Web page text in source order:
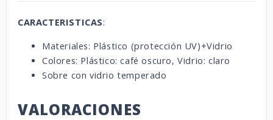
CARACTERISTICAS:
Materiales: Plástico (protección UV)+Vidrio
Colores: Plástico: café oscuro, Vidrio: claro
Sobre con vidrio temperado
VALORACIONES